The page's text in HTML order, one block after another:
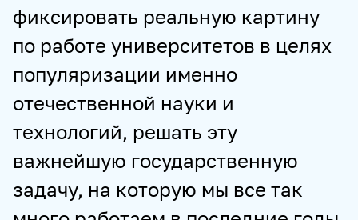
фиксировать реальную картину
по работе университетов в целях
популяризации именно
отечественной науки и
технологий, решать эту
важнейшую государственную
задачу, на которую мы все так